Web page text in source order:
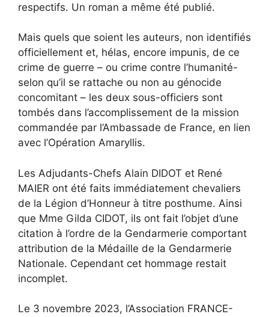
respectifs. Un roman a même été publié.
Mais quels que soient les auteurs, non identifiés
officiellement et, hélas, encore impunis, de ce
crime de guerre – ou crime contre l’humanité-
selon qu’il se rattache ou non au génocide
concomitant – les deux sous-officiers sont
tombés dans l’accomplissement de la mission
commandée par l’Ambassade de France, en lien
avec l’Opération Amaryllis.
Les Adjudants-Chefs Alain DIDOT et René
MAIER ont été faits immédiatement chevaliers
de la Légion d’Honneur à titre posthume. Ainsi
que Mme Gilda CIDOT, ils ont fait l’objet d’une
citation à l’ordre de la Gendarmerie comportant
attribution de la Médaille de la Gendarmerie
Nationale. Cependant cet hommage restait
incomplet.
Le 3 novembre 2023, l’Association FRANCE-